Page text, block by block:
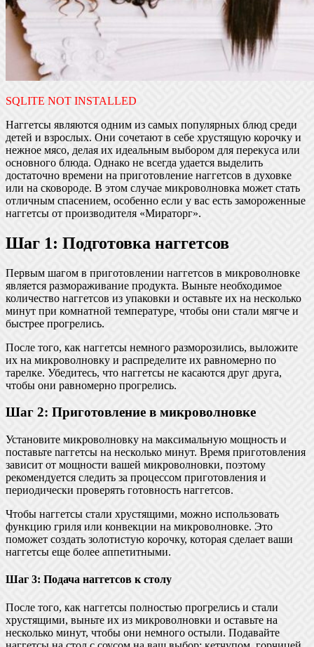
SQLITE NOT INSTALLED
Наггетсы являются одним из самых популярных блюд среди
детей и взрослых. Они сочетают в себе хрустящую корочку и
нежное мясо, делая их идеальным выбором для перекуса или
основного блюда. Однако не всегда удается выделить
достаточно времени на приготовление наггетсов в духовке
или на сковороде. В этом случае микроволновка может стать
отличным спасением, особенно если у вас есть замороженные
наггетсы от производителя «Мираторг».
Шаг 1: Подготовка наггетсов
Первым шагом в приготовлении наггетсов в микроволновке
является размораживание продукта. Выньте необходимое
количество наггетсов из упаковки и оставьте их на несколько
минут при комнатной температуре, чтобы они стали мягче и
быстрее прогрелись.
После того, как наггетсы немного разморозились, выложите
их на микроволновку и распределите их равномерно по
тарелке. Убедитесь, что наггетсы не касаются друг друга,
чтобы они равномерно прогрелись.
Шаг 2: Приготовление в микроволновке
Установите микроволновку на максимальную мощность и
поставьте nаггетсы на несколько минут. Время приготовления
зависит от мощности вашей микроволновки, поэтому
рекомендуется следить за процессом приготовления и
периодически проверять готовность наггетсов.
Чтобы наггетсы стали хрустящими, можно использовать
функцию гриля или конвекции на микроволновке. Это
поможет создать золотистую корочку, которая сделает ваши
наггетсы еще более аппетитными.
Шаг 3: Подача наггетсов к столу
После того, как наггетсы полностью прогрелись и стали
хрустящими, выньте их из микроволновки и оставьте на
несколько минут, чтобы они немного остыли. Подавайте